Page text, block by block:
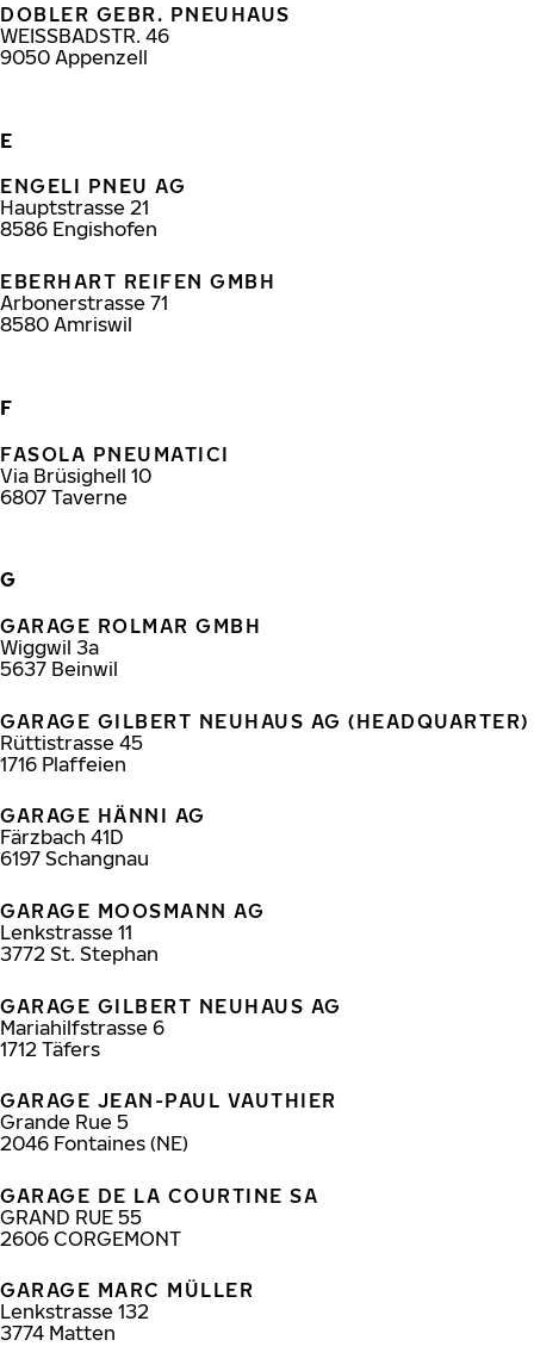
DOBLER GEBR. PNEUHAUS
WEISSBADSTR. 46
9050 Appenzell
E
ENGELI PNEU AG
Hauptstrasse 21
8586 Engishofen
EBERHART REIFEN GMBH
Arbonerstrasse 71
8580 Amriswil
F
FASOLA PNEUMATICI
Via Brüsighell 10
6807 Taverne
G
GARAGE ROLMAR GMBH
Wiggwil 3a
5637 Beinwil
GARAGE GILBERT NEUHAUS AG
Rüttistrasse 45
1716 Plaffeien
GARAGE HÄNNI AG
Färzbach 41D
6197 Schangnau
GARAGE MOOSMANN AG
Lenkstrasse 11
3772 St. Stephan
GARAGE GILBERT NEUHAUS AG
Mariahilfstrasse 6
1712 Täfers
GARAGE JEAN-PAUL VAUTHIER
Grande Rue 5
2046 Fontaines (NE)
GARAGE DE LA COURTINE SA
GRAND RUE 55
2606 CORGEMONT
GARAGE MARC MÜLLER
Lenkstrasse 132
3774 Matten